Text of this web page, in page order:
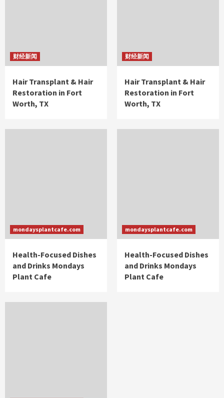
财经新闻
Hair Transplant & Hair
Restoration in Fort
Worth, TX
财经新闻
Hair Transplant & Hair
Restoration in Fort
Worth, TX
mondaysplantcafe.com
Health-Focused Dishes
and Drinks Mondays
Plant Cafe
mondaysplantcafe.com
Health-Focused Dishes
and Drinks Mondays
Plant Cafe